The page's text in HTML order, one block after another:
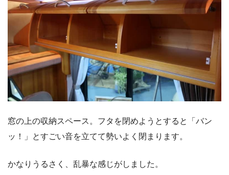
窓の上の収納スペース。フタを閉めようとすると「バン
ッ！」とすごい音を立てて勢いよく閉まります。
かなりうるさく、乱暴な感じがしました。